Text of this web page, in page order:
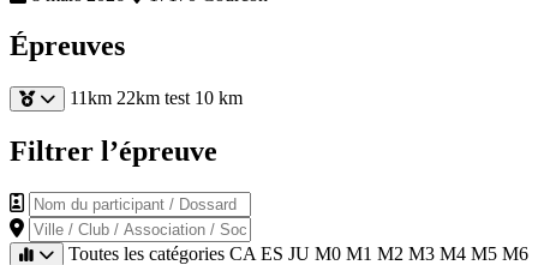
Épreuves
11km 22km test 10 km
Filtrer l’épreuve
Nom du participant / Dossard
Ville / Club / Association / Société
Toutes les catégories CA ES JU M0 M1 M2 M3 M4 M5 M6